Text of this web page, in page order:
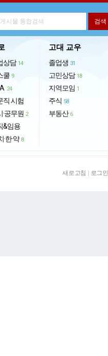
상담 14
쿨 9
24
직 시험
·공무원 2
&임용
·한·약 8
고대 교우
졸업생 31
고민상담 18
지역모임 1
주식 58
부동산 6
새로고침 로그인